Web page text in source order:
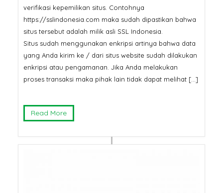
verifikasi kepemilikan situs. Contohnya
https://sslindonesia.com maka sudah dipastikan bahwa
situs tersebut adalah milik asli SSL Indonesia.
Situs sudah menggunakan enkripsi artinya bahwa data
yang Anda kirim ke / dari situs website sudah dilakukan
enkripsi atau pengamanan. Jika Anda melakukan
proses transaksi maka pihak lain tidak dapat melihat […]
Read More